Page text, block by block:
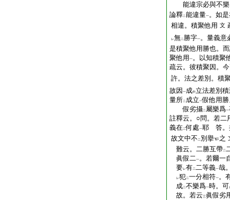
能違宗必與不樂
論釋二能違量一。如
相違。積聚他用 文
レ無二 勝字一。量義意
是積聚他用勝也。
聚他用 一。以知積聚
疏云。彼積聚因。
許。法之差別。積
故因 一成中立法差別
量所二 成立一假他用勝
假劣攝二 屬樂爲一
註釋云。○問。若二
義在二何處一耶 答。
故文中不 二 別擧 之
難云。二勝互帶二
眞假二一。若爾一
要レ有二二等義一哉
レ犯二一分相符一。
成二不樂爲一時。可
故。若云三眞假劣